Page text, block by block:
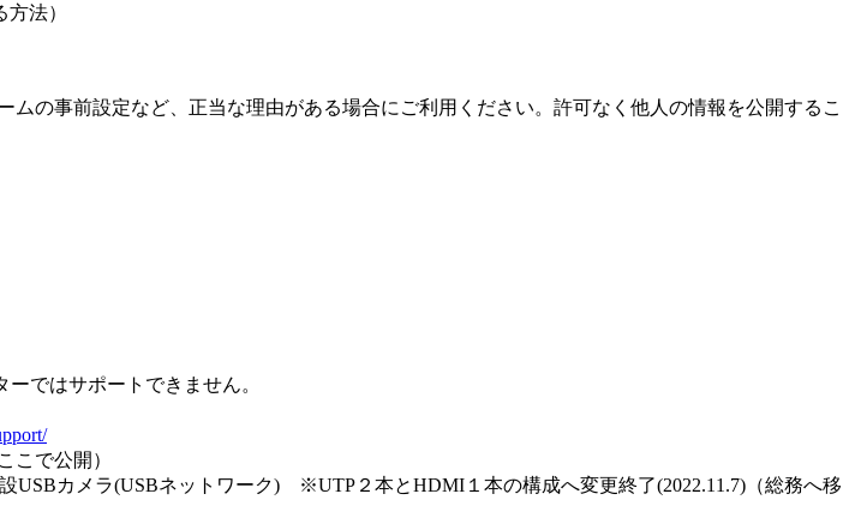
法）
の事前設定など、正当な理由がある場合にご利用ください。許可なく他人の情報を公開するこ
ではサポートできません。
こで公開）
USBカメラ(USBネットワーク) ※UTP２本とHDMI１本の構成へ変更終了(2022.11.7)（総務へ移